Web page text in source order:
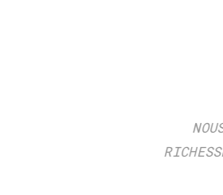
PAR LES
DÉFRICHÉ DÈS LA FIN